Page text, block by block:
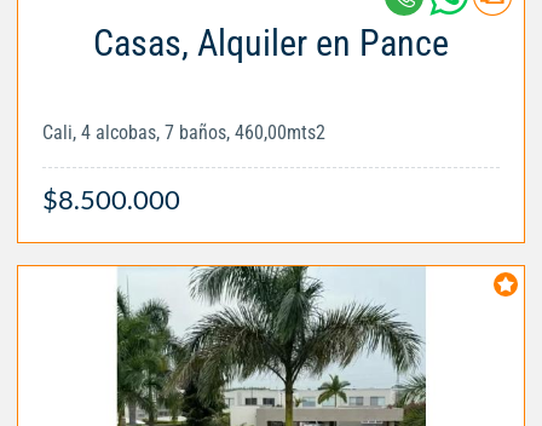
Casas, Alquiler en Pance
Cali, 4 alcobas, 7 baños, 460,00mts2
$8.500.000